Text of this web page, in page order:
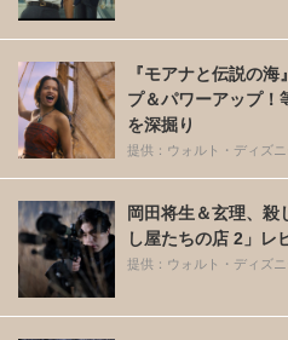
『モアナと伝説の
プ＆パワーアップ！
を深掘り
提供：ウォルト・ディズ
岡田将生＆玄理、殺
し屋たちの店 2」レ
提供：ウォルト・ディズ